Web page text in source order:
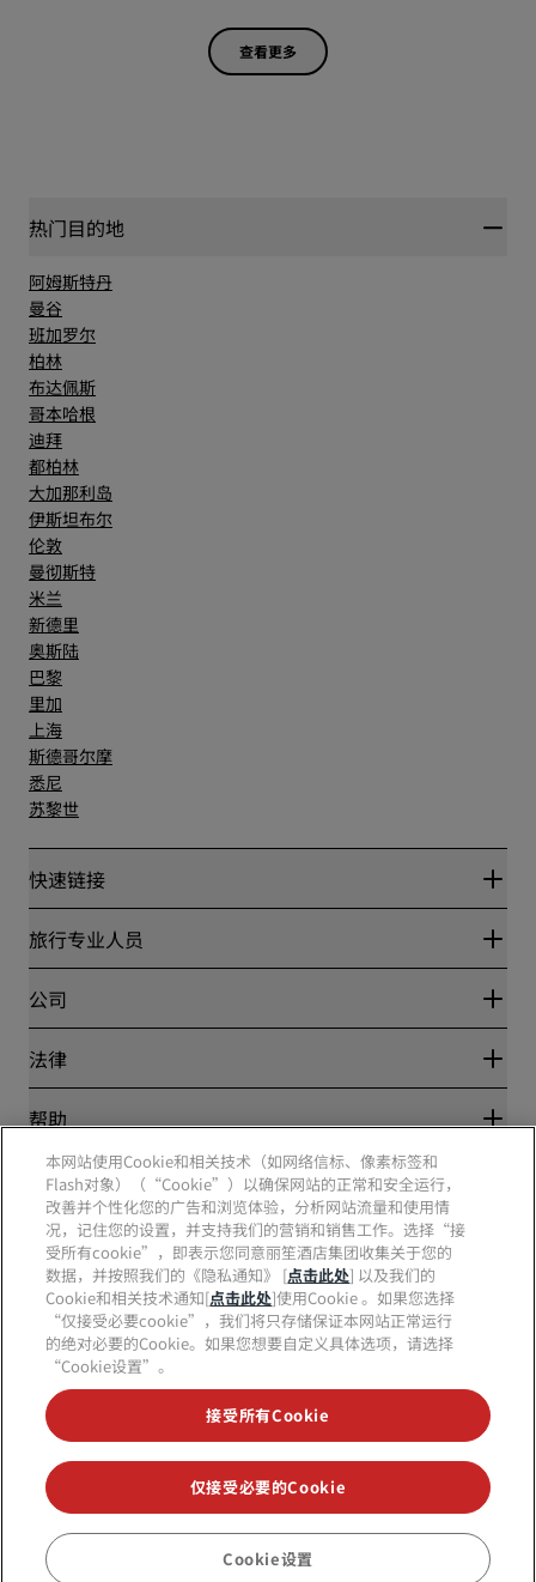
查看更多
热门目的地
阿姆斯特丹
曼谷
班加罗尔
柏林
布达佩斯
哥本哈根
迪拜
都柏林
大加那利岛
伊斯坦布尔
伦敦
曼彻斯特
米兰
新德里
奥斯陆
巴黎
里加
上海
斯德哥尔摩
悉尼
苏黎世
快速链接
丽赏会
Blog
目的地
丽笙酒店集团APP
体育认证酒店
家庭友好型酒店
旅行专业人员
合作伙伴
公司
丽笙酒店集团
工作机会 RHG
工作机会 PPHE
工作机会 EHL
The Club by RHG
发展机会
责任经营
采购
法律
隐私中心
丽赏会条款和条件
网站使用协议
数字无障碍
现代奴隶制声明
帮助
消费者警示
联系方式
常见问题
网站地图
社交媒体
丽笙酒店集团品牌
不再错失我们最受欢迎的酒店优惠
© 2026 丽笙酒店集团.保留所有权利。RHG丽笙酒店集团、丽筠、丽芮、丽
笙、丽笙精选、丽祺、丽亭、丽柏、丽怡、Prize by Radisson、丽赏会和丽
笙会议是丽笙酒店集团的商标。
本网站使用Cookie和相关技术（如网络信标、像素标签和
Flash对象）（“Cookie”）以确保网站的正常和安全运行，
改善并个性化您的广告和浏览体验，分析网站流量和使用情
况，记住您的设置，并支持我们的营销和销售工作。选择“接
受所有cookie”，即表示您同意丽笙酒店集团收集关于您的
数据，并按照我们的《隐私通知》 [点击此处] 以及我们的
Cookie和相关技术通知[点击此处]使用Cookie 。如果您选择
“仅接受必要cookie”，我们将只存储保证本网站正常运行
的绝对必要的Cookie。如果您想要自定义具体选项，请选择
“Cookie设置”。
接受所有Cookie
仅接受必要的Cookie
Cookie设置